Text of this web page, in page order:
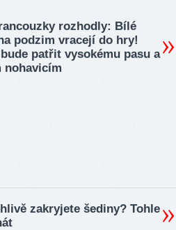
rozhodly: Bílé
podzim vracejí do hry!
patřit vysokému pasu a
nohavicím
zakryjete šediny? Tohle